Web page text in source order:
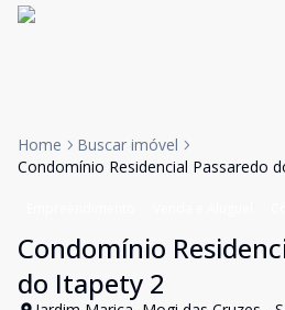
Home
Buscar imóvel
Condomínio Residencial Passaredo
Condomínio
do Itapety 2